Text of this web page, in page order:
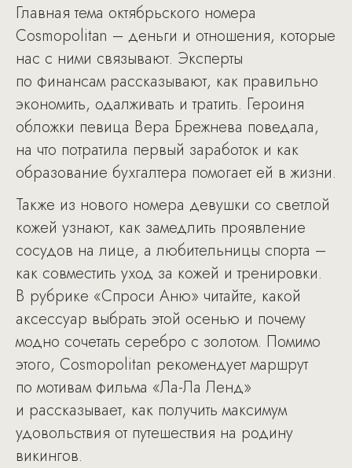
Главная тема октябрьского номера
Cosmopolitan – деньги и отношения, которые
нас с ними связывают. Эксперты
по финансам рассказывают, как правильно
экономить, одалживать и тратить. Героиня
обложки певица Вера Брежнева поведала,
на что потратила первый заработок и как
образование бухгалтера помогает ей в жизни.
Также из нового номера девушки со светлой
кожей узнают, как замедлить проявление
сосудов на лице, а любительницы спорта –
как совместить уход за кожей и тренировки.
В рубрике «Спроси Аню» читайте, какой
аксессуар выбрать этой осенью и почему
модно сочетать серебро с золотом. Помимо
этого, Cosmopolitan рекомендует маршрут
по мотивам фильма «Ла-Ла Ленд»
и рассказывает, как получить максимум
удовольствия от путешествия на родину
викингов.